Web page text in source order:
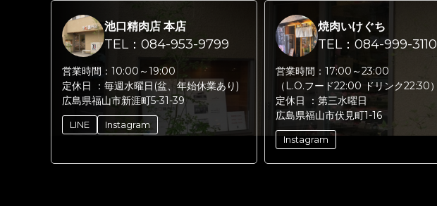
池口精肉店 本店
TEL：084-953-9799
営業時間： 10:00～19:00
定休日 ： 毎週水曜日(盆、年始休業あり)
広島県福山市新涯町5-31-39
LINE Instagram
焼肉いけぐち
TEL：084-999-3110
営業時間： 17:00～23:00
（L.O.フード22:00 ドリンク22:30）
定休日 ： 第三水曜日
広島県福山市伏見町1-16
Instagram